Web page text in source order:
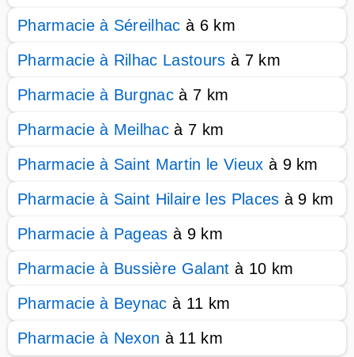
Pharmacie à Séreilhac à 6 km
Pharmacie à Rilhac Lastours à 7 km
Pharmacie à Burgnac à 7 km
Pharmacie à Meilhac à 7 km
Pharmacie à Saint Martin le Vieux à 9 km
Pharmacie à Saint Hilaire les Places à 9 km
Pharmacie à Pageas à 9 km
Pharmacie à Bussière Galant à 10 km
Pharmacie à Beynac à 11 km
Pharmacie à Nexon à 11 km